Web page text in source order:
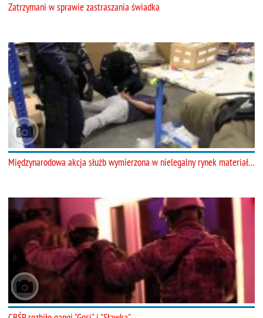
Zatrzymani w sprawie zastraszania świadka
Międzynarodowa akcja służb wymierzona w nielegalny rynek materiałów pirotechnicznych i wybuchowych